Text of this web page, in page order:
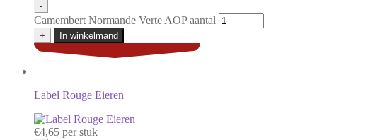
-
Camembert Normande Verte AOP aantal
+ In winkelmand
Label Rouge Eieren
€4,65 per stuk